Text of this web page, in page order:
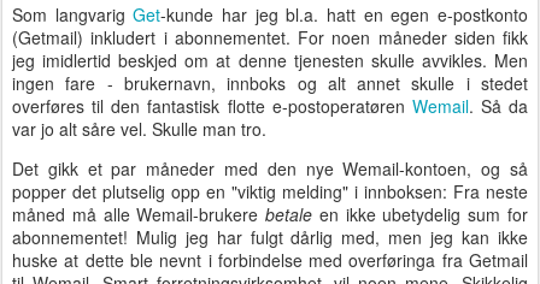
Som langvarigGet-kunde har jeg bl.a. hatt en egen e-postkonto
(Getmail) inkludert i abonnementet. For noen måneder siden fikk
jeg imidlertid beskjed om at denne tjenesten skulle avvikles. Men
ingen fare - brukernavn, innboks og alt annet skulle i stedet
overføres til den fantastisk flotte e-postoperatøren Wemail. Så da
var jo alt såre vel. Skulle man tro.
Det gikk et par måneder med den nye Wemail-kontoen, og så
popper det plutselig opp en "viktig melding" i innboksen: Fra neste
måned må alle Wemail-brukerebetale en ikke ubetydelig sum for
abonnementet! Mulig jeg har fulgt dårlig med, men jeg kan ikke
huske at dette ble nevnt i forbindelse med overføringa fra Getmail